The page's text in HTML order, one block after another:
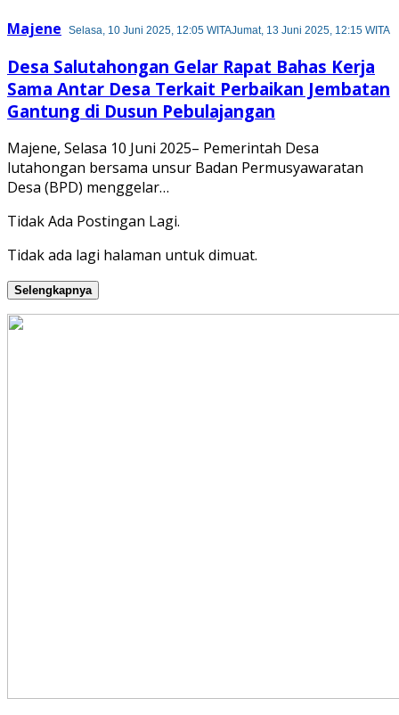
Majene
Selasa, 10 Juni 2025, 12:05 WITAJumat, 13 Juni 2025, 12:15 WITA
Desa Salutahongan Gelar Rapat Bahas Kerja
Sama Antar Desa Terkait Perbaikan Jembatan
Gantung di Dusun Pebulajangan
Majene, Selasa 10 Juni 2025– Pemerintah Desa
lutahongan bersama unsur Badan Permusyawaratan
Desa (BPD) menggelar…
Tidak Ada Postingan Lagi.
Tidak ada lagi halaman untuk dimuat.
Selengkapnya